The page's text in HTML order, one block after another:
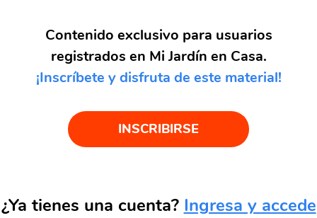
Contenido exclusivo para usuarios
registrados en Mi Jardín en Casa.
¡Inscríbete y disfruta de este material!
INSCRIBIRSE
¿Ya tienes una cuenta? Ingresa y accede